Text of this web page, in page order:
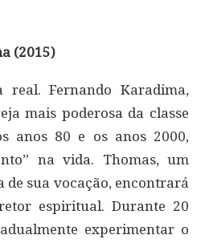
(2015)
real. Fernando Karadima,
mais poderosa da classe
anos 80 e os anos 2000,
na vida. Thomas, um
de sua vocação, encontrará
espiritual. Durante 20
experimentar o